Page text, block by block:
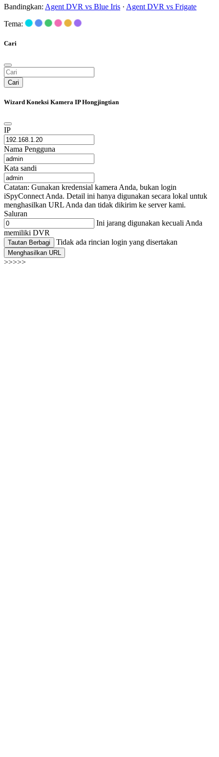
Bandingkan: Agent DVR vs Blue Iris · Agent DVR vs Frigate
Tema:
Cari
Cari
Wizard Koneksi Kamera IP Hongjingtian
IP
Nama Pengguna
Kata sandi
Catatan: Gunakan kredensial kamera Anda, bukan login
iSpyConnect Anda. Detail ini hanya digunakan secara lokal untuk
menghasilkan URL Anda dan tidak dikirim ke server kami.
Saluran
Ini jarang digunakan kecuali Anda
memiliki DVR
Tautan Berbagi Tidak ada rincian login yang disertakan
Menghasilkan URL
>>>>>